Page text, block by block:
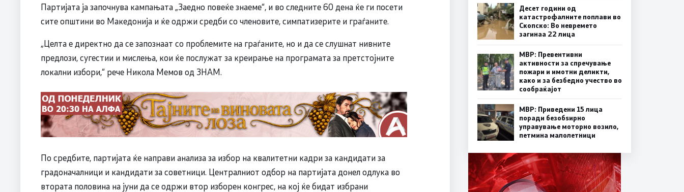
Партијата ја започнува кампањата „Заедно повеќе знаеме“, и во следните 60 дена ќе ги посети
сите општини во Македонија и ќе одржи средби со членовите, симпатизерите и граѓаните.
„Целта е директно да се запознаат со проблемите на граѓаните, но и да се слушнат нивните
предлози, сугестии и мислења, кои ќе послужат за креирање на програмата за претстојните
локални избори,“ рече Никола Мемов од ЗНАМ.
По средбите, партијата ќе направи анализа за избор на квалитетни кадри за кандидати за
градоначалници и кандидати за советници. Централниот одбор на партијата донел одлука во
втората половина на јуни да се одржи втор изборен конгрес, на кој ќе бидат избрани
Десет години од
катастрофалните поплави во
Скопско: Во невремето
загинаа 22 лица
МВР: Превентивни
активности за спречување
пожари и имотни деликти,
како и за безбедно учество во
сообраќајот
МВР: Приведени 15 лица
поради безобѕирно
управување моторно возило,
петмина малолетници